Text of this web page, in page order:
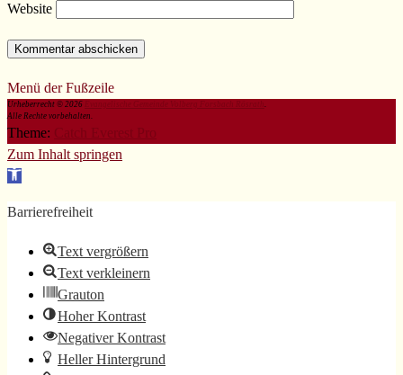
Website
Menü der Fußzeile
Urheberrecht © 2026 Evangelische Gemeinde Volberg Forsbach Rösrath .
Alle Rechte vorbehalten.
Theme: Catch Everest Pro
Zum Inhalt springen
Werkzeugleiste
Barrierefreiheit
Text vergrößern
Text verkleinern
Grauton
Hoher Kontrast
Negativer Kontrast
Heller Hintergrund